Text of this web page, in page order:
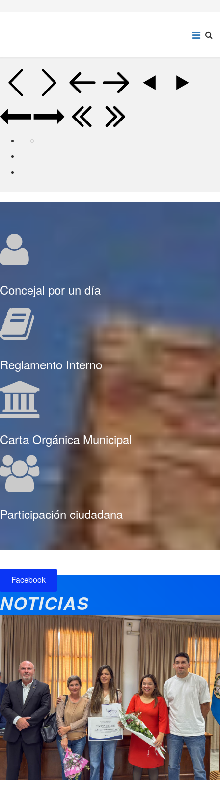
Concejal por un día
Reglamento Interno
Carta Orgánica Municipal
Participación ciudadana
Facebook
NOTICIAS